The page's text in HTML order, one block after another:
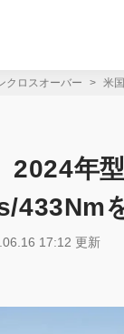
クロスオーバー 米
2024年
433Nm
17:12 更新